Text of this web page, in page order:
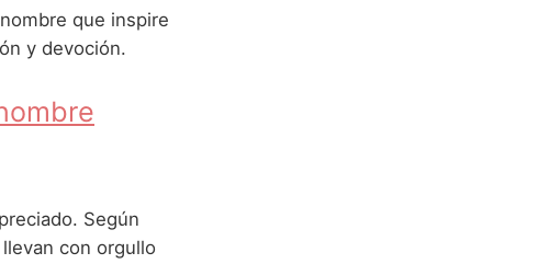
que inspire
y devoción.
Según
llevan con orgullo